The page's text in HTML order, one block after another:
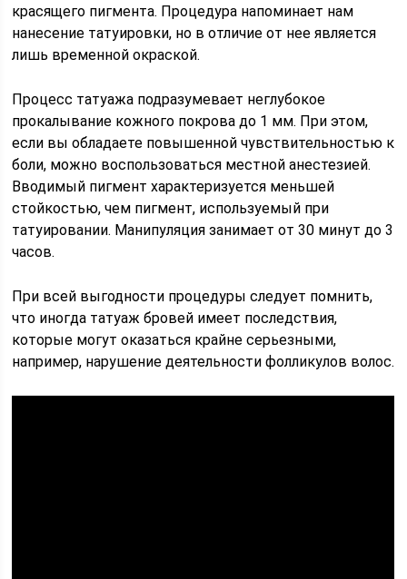
красящего пигмента. Процедура напоминает нам
нанесение татуировки, но в отличие от нее является
лишь временной окраской.
Процесс татуажа подразумевает неглубокое
прокалывание кожного покрова до 1 мм. При этом,
если вы обладаете повышенной чувствительностью к
боли, можно воспользоваться местной анестезией.
Вводимый пигмент характеризуется меньшей
стойкостью, чем пигмент, используемый при
татуировании. Манипуляция занимает от 30 минут до 3
часов.
При всей выгодности процедуры следует помнить,
что иногда татуаж бровей имеет последствия,
которые могут оказаться крайне серьезными,
например, нарушение деятельности фолликулов волос.